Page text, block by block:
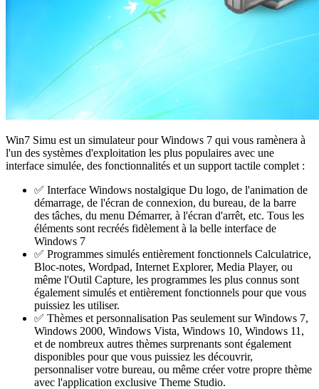
Win7 Simu est un simulateur pour Windows 7 qui vous ramènera à
l'un des systèmes d'exploitation les plus populaires avec une
interface simulée, des fonctionnalités et un support tactile complet :
✅ Interface Windows nostalgique Du logo, de l'animation de
démarrage, de l'écran de connexion, du bureau, de la barre
des tâches, du menu Démarrer, à l'écran d'arrêt, etc. Tous les
éléments sont recréés fidèlement à la belle interface de
Windows 7
✅ Programmes simulés entièrement fonctionnels Calculatrice,
Bloc-notes, Wordpad, Internet Explorer, Media Player, ou
même l'Outil Capture, les programmes les plus connus sont
également simulés et entièrement fonctionnels pour que vous
puissiez les utiliser.
✅ Thèmes et personnalisation Pas seulement sur Windows 7,
Windows 2000, Windows Vista, Windows 10, Windows 11,
et de nombreux autres thèmes surprenants sont également
disponibles pour que vous puissiez les découvrir,
personnaliser votre bureau, ou même créer votre propre thème
avec l'application exclusive Theme Studio.